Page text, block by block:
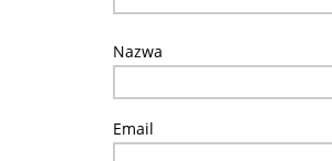
Nazwa
Email